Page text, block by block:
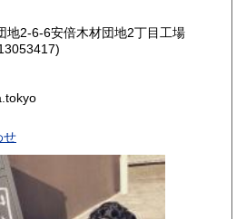
円 広島県 600円
円
600円
円
円
地2-6-6安倍木材団地2丁目工場
せ